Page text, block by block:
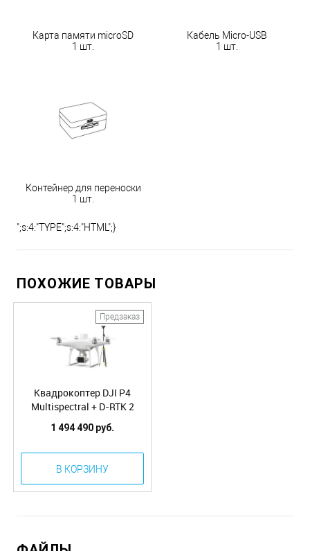
Карта памяти microSD
1 шт.
Кабель Micro-USB
1 шт.
Контейнер для переноски
1 шт.
";s:4:"TYPE";s:4:"HTML";}
ПОХОЖИЕ ТОВАРЫ
Предзаказ
Квадрокоптер DJI P4
Multispectral + D-RTK 2
High Precision GNSS Mobile
Station Combo
1 494 490 руб.
В КОРЗИНУ